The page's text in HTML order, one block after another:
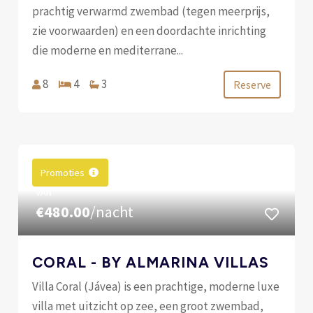
prachtig verwarmd zwembad (tegen meerprijs,
zie voorwaarden) en een doordachte inrichting
die moderne en mediterrane...
8 4 3 Reserve
Promoties
€480.00/nacht
CORAL - BY ALMARINA VILLAS
Villa Coral (Jávea) is een prachtige, moderne luxe
villa met uitzicht op zee, een groot zwembad,